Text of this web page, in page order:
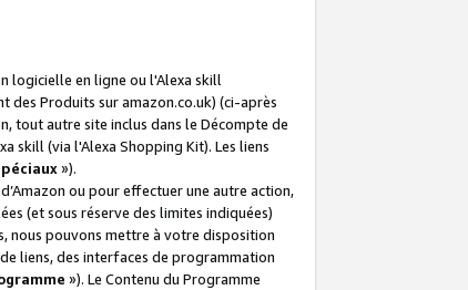
logicielle en ligne ou l'Alexa skill
des Produits sur amazon.co.uk) (ci-après
tout autre site inclus dans le Décompte de
skill (via l'Alexa Shopping Kit). Les liens
»).
ou pour effectuer une autre action,
(et sous réserve des limites indiquées)
nous pouvons mettre à votre disposition
liens, des interfaces de programmation
»). Le Contenu du Programme